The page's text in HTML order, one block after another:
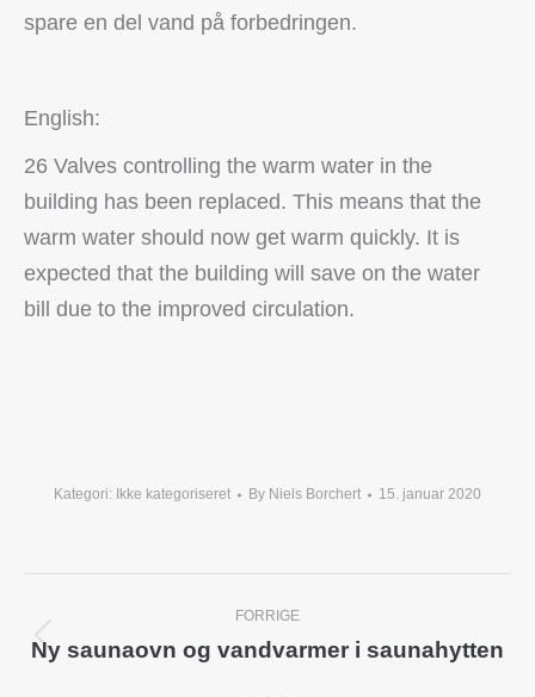
spare en del vand på forbedringen.
English:
26 Valves controlling the warm water in the
building has been replaced. This means that the
warm water should now get warm quickly. It is
expected that the building will save on the water
bill due to the improved circulation.
Kategori: Ikke kategoriseret By Niels Borchert 15. januar 2020
navigation
FORRIGE
Previous
Ny saunaovn og vandvarmer i saunahytten